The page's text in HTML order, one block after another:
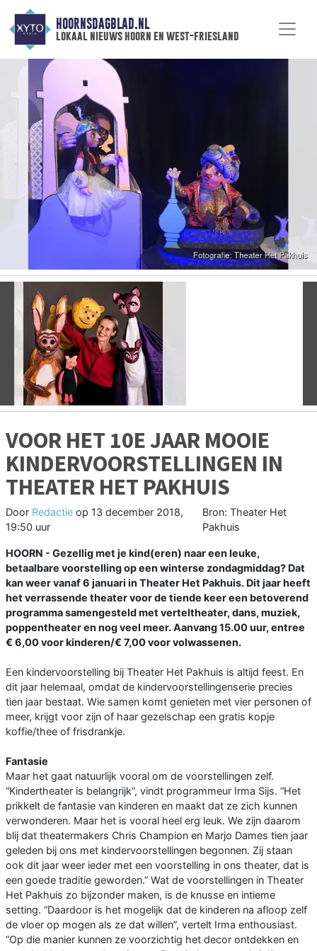
HOORNSDAGBLAD.NL
lokaal nieuws hoorn en west-friesland
Vorige
VOOR HET 10E JAAR MOOIE
KINDERVOORSTELLINGEN IN
THEATER HET PAKHUIS
Door Redactie op 13 december 2018,
19:50 uur
Bron: Theater Het
Pakhuis
HOORN - Gezellig met je kind(eren) naar een leuke,
betaalbare voorstelling op een winterse zondagmiddag? Dat
kan weer vanaf 6 januari in Theater Het Pakhuis. Dit jaar heeft
het verrassende theater voor de tiende keer een betoverend
programma samengesteld met verteltheater, dans, muziek,
poppentheater en nog veel meer. Aanvang 15.00 uur, entree
€ 6,00 voor kinderen/€ 7,00 voor volwassenen.
Een kindervoorstelling bij Theater Het Pakhuis is altijd feest. En
dit jaar helemaal, omdat de kindervoorstellingenserie precies
tien jaar bestaat. Wie samen komt genieten met vier personen of
meer, krijgt voor zijn of haar gezelschap een gratis kopje
koffie/thee of frisdrankje.
Fantasie
Maar het gaat natuurlijk vooral om de voorstellingen zelf.
“Kindertheater is belangrijk”, vindt programmeur Irma Sijs. “Het
prikkelt de fantasie van kinderen en maakt dat ze zich kunnen
verwonderen. Maar het is vooral heel erg leuk. We zijn daarom
blij dat theatermakers Chris Champion en Marjo Dames tien jaar
geleden bij ons met kindervoorstellingen begonnen. Zij staan
ook dit jaar weer ieder met een voorstelling in ons theater, dat is
een goede traditie geworden.” Wat de voorstellingen in Theater
Het Pakhuis zo bijzonder maken, is de knusse en intieme
setting. “Daardoor is het mogelijk dat de kinderen na afloop zelf
de vloer op mogen als ze dat willen”, vertelt Irma enthousiast.
“Op die manier kunnen ze voorzichtig het decor ontdekken en